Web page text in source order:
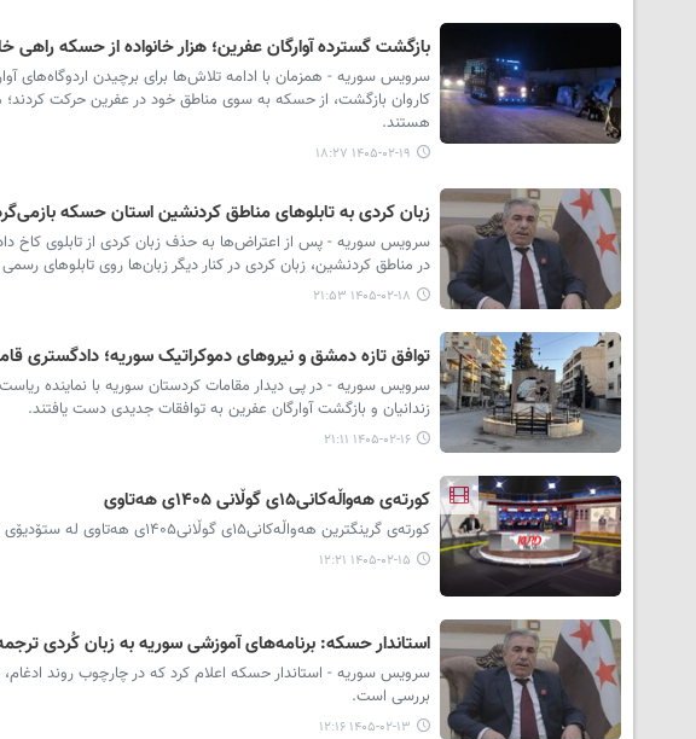
بازگشت گسترده آوارگان عفرین؛ هزار خانواده از حسکه راهی
سرویس سوریه - همزمان با ادامه تلاش‌ها برای برچیدن اردوگاه‌های
کاروان بازگشت، از حسکه به سوی مناطق خود در عفرین حرکت کردند؛
هستند.
۱۴۰۵-۰۲-۱۹ ۱۸:۲۷
زبان کردی به تابلوهای مناطق کردنشین استان حسکه
سرویس سوریه - پس از اعتراض‌ها به حذف زبان کردی از تابلوی کاخ
در مناطق کردنشین، زبان کردی در کنار دیگر زبان‌ها روی تابلوهای
۱۴۰۵-۰۲-۱۸ ۲۱:۵۳
توافق تازه دمشق و نیروهای دموکراتیک سوریه؛ دادگستری
سرویس سوریه - در پی دیدار مقامات کردستان سوریه با نماینده
زندانیان و بازگشت آوارگان عفرین به توافقات جدیدی دست یافتند.
۱۴۰۵-۰۲-۱۶ ۲۱:۱۱
کورتەی هەواڵەکانی۱۵ی گوڵانی ۱۴۰۵ی هەتاوی
کورتەی گرینگترین هەواڵەکانی۱۵ی گوڵانی۱۴۰۵ی هەتاوی لە ستۆدیۆی کوردپرێس پێشکەشتان دەکرێت.
۱۴۰۵-۰۲-۱۵ ۱۲:۲۱
استاندار حسکه: برنامه‌های آموزشی سوریه به زبان کُردی
سرویس سوریه - استاندار حسکه اعلام کرد که در چارچوب روند
بررسی است.
۱۴۰۵-۰۲-۱۳ ۱۲:۱۶